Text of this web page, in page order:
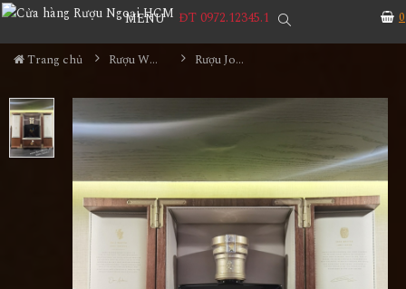
0
MENU ĐT 0972.12345.1
Trang chủ Rượu Whisky Rượu Johnnie Walker Master's Of Flavour 48YO